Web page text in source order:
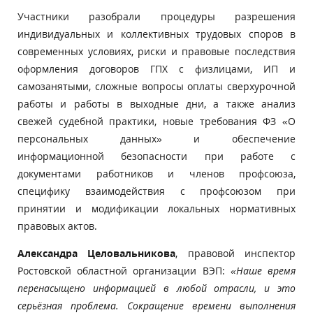
Участники разобрали процедуры разрешения
индивидуальных и коллективных трудовых споров в
современных условиях, риски и правовые последствия
оформления договоров ГПХ с физлицами, ИП и
самозанятыми, сложные вопросы оплаты сверхурочной
работы и работы в выходные дни, а также анализ
свежей судебной практики, новые требования ФЗ «О
персональных данных» и обеспечение
информационной безопасности при работе с
документами работников и членов профсоюза,
специфику взаимодействия с профсоюзом при
принятии и модификации локальных нормативных
правовых актов.
Александра Целовальникова, правовой инспектор
Ростовской областной организации ВЭП: «Наше время
перенасыщено информацией в любой отрасли, и это
серьёзная проблема. Сокращение времени выполнения